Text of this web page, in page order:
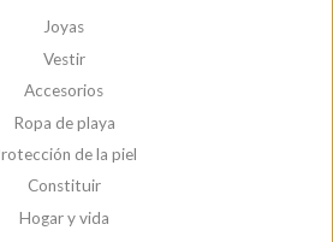
Joyas
Vestir
Accesorios
Ropa de playa
de la piel
Constituir
Hogar y vida